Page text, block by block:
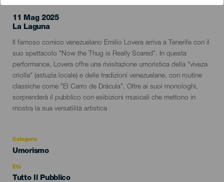
11 Mag 2025
Localidad
La Laguna
Descripción
del
evento
Il famoso comico venezuelano Emilio Lovera arriva a Tenerife con il
suo spettacolo "Now the Thug is Really Scared". In questa
performance, Lovera offre una rivisitazione umoristica della "viveza
criolla" (astuzia locale) e delle tradizioni venezuelane, con routine
classiche come "El Carro de Drácula". Oltre ai suoi monologhi,
sorprenderà il pubblico con esibizioni musicali che mettono in
mostra la sua versatilità artistica
Categoria
Categoría
evento
Umorismo
Età
Edad
Tutto Il Pubblico